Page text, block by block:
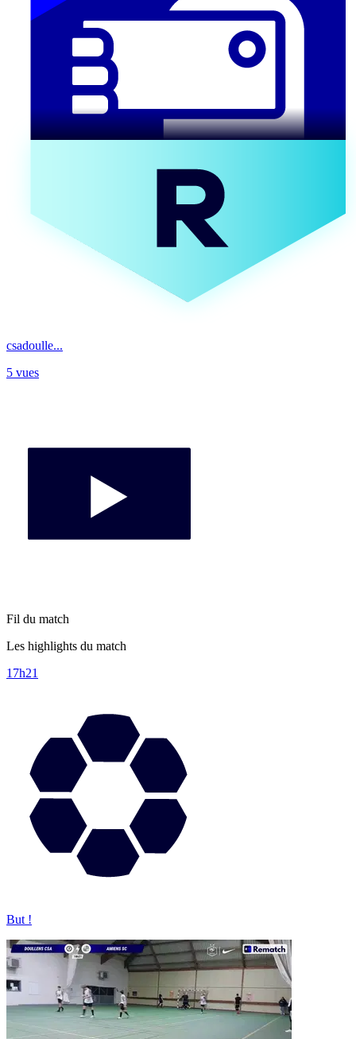
csadoulle...
5 vues
Fil du match
Les highlights du match
17h21
But !